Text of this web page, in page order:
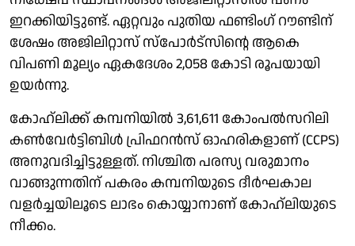
ഇറക്കിയിട്ടുണ്ട്. ഏറ്റവും പുതിയ ഫണ്ടിംഗ് റൗണ്ടിന്
ശേഷം അജിലിറ്റാസ് സ്‌പോര്‍ട്‌സിന്റെ ആകെ
വിപണി മൂല്യം ഏകദേശം 2,058 കോടി രൂപയായി
ഉയര്‍ന്നു.
കോഹ്ലിക്ക് കമ്പനിയില്‍ 3,61,611 കോംപല്‍സറിലി
കണ്‍വേര്‍ട്ടിബിള്‍ പ്രിഫറന്‍സ് ഓഹരികളാണ് (CCPS)
അനുവദിച്ചിട്ടുള്ളത്. നിശ്ചിത പരസ്യ വരുമാനം
വാങ്ങുന്നതിന് പകരം കമ്പനിയുടെ ദീര്‍ഘകാല
വളര്‍ച്ചയിലൂടെ ലാഭം കൊയ്യാനാണ് കോഹ്ലിയുടെ
നീക്കം.